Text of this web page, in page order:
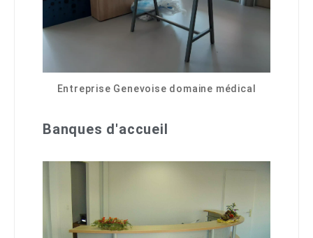
Entreprise Genevoise domaine médical
Banques d'accueil